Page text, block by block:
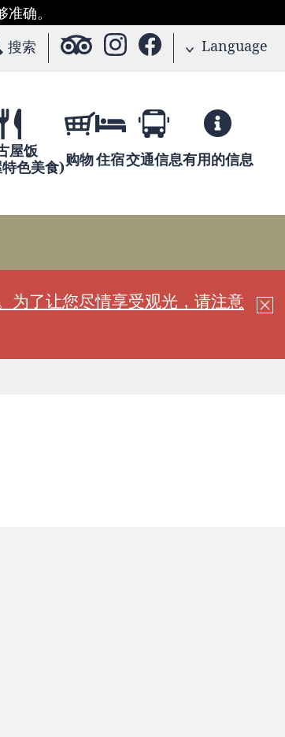
确。
搜索 Language
屋饭
色美食)购物住宿交通信息有用的信息
为了让您尽情享受观光，请注意